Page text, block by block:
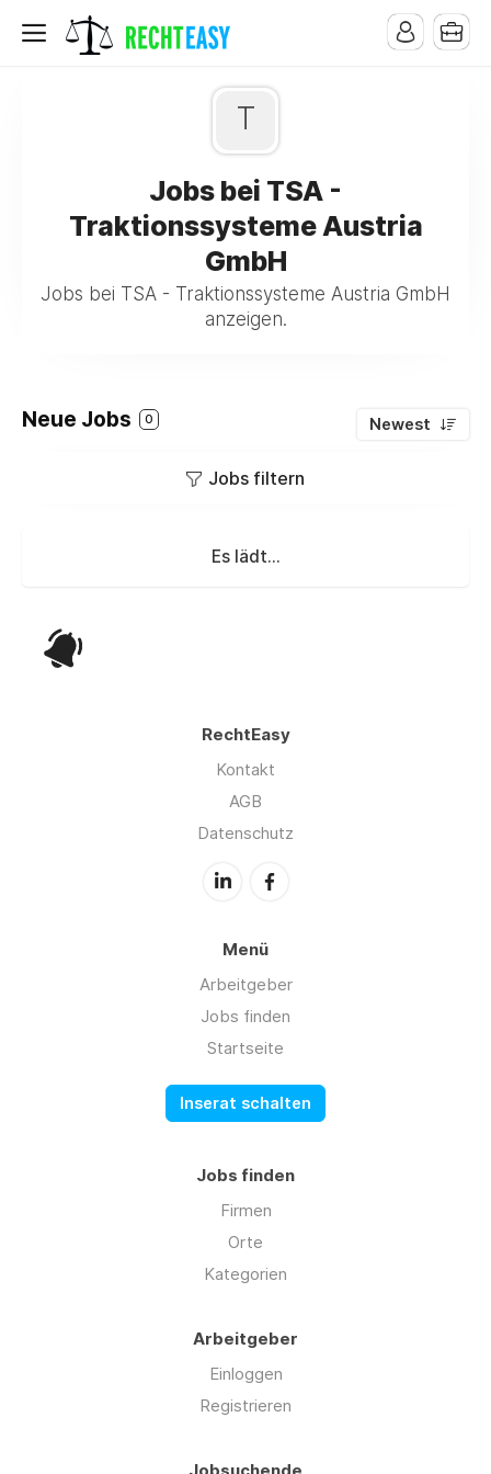
T
Jobs bei TSA -
Traktionssysteme Austria
GmbH
Jobs bei TSA - Traktionssysteme Austria GmbH
anzeigen.
Neue Jobs 0 Newest
Jobs filtern
Es lädt...
RechtEasy
Kontakt
AGB
Datenschutz
Menü
Arbeitgeber
Jobs finden
Startseite
Inserat schalten
Jobs finden
Firmen
Orte
Kategorien
Arbeitgeber
Einloggen
Registrieren